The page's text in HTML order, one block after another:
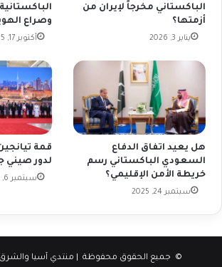
الباكستاني مخرجاً لإيران من
أزمتها؟
يناير 3, 2026
وصراع
أكتوبر 17, 2025
هل يعيد اتفاق الدفاع
السعودي الباكستاني رسم
خريطة الأمن الإقليمي؟
سبتمبر 24, 2025
قمة
لدور صيني
سبتمبر 6, 2025
© جميع الحقوق محفوظة | منتدي آسيا والشرق